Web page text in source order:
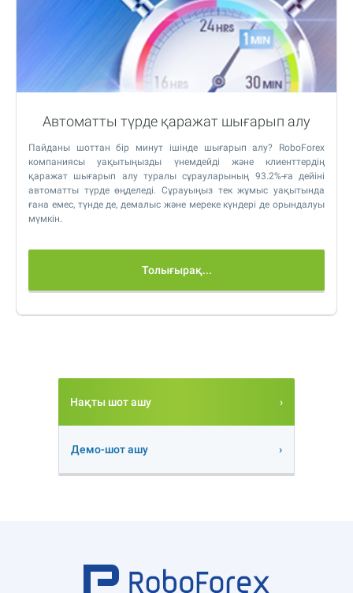
Автоматты түрде қаражат шығарып алу
Пайданы шоттан бір минут ішінде шығарып алу? RoboForex
компаниясы уақытыңызды үнемдейді және клиенттердің
қаражат шығарып алу туралы сұрауларының 93.2%-ға дейіні
автоматты түрде өңделеді. Сұрауыңыз тек жұмыс уақытында
ғана емес, түнде де, демалыс және мереке күндері де орындалуы
мүмкін.
Толығырақ...
Нақты шот ашу
Демо-шот ашу